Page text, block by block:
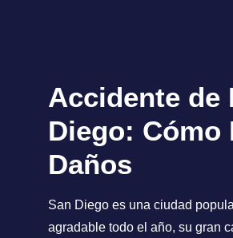
Accidente de
Diego: Cómo
Daños
San Diego es una ciudad
agradable todo el año, su gran